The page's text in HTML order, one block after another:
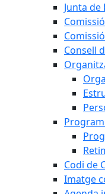
Junta de
Consell
Codi de
Imatge